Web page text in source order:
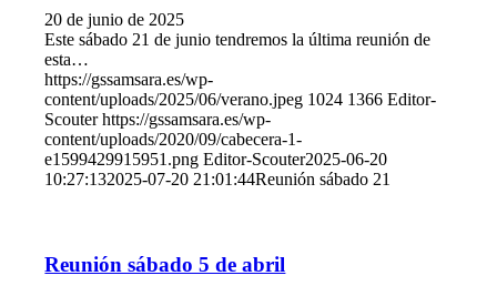
20 de junio de 2025
Este sábado 21 de junio tendremos la última reunión de
esta…
https://gssamsara.es/wp-
content/uploads/2025/06/verano.jpeg 1024 1366 Editor-
Scouter https://gssamsara.es/wp-
content/uploads/2020/09/cabecera-1-
e1599429915951.png Editor-Scouter2025-06-20
10:27:132025-07-20 21:01:44Reunión sábado 21
Reunión sábado 5 de abril